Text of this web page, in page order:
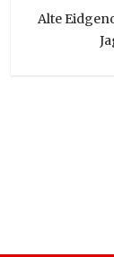
Alte